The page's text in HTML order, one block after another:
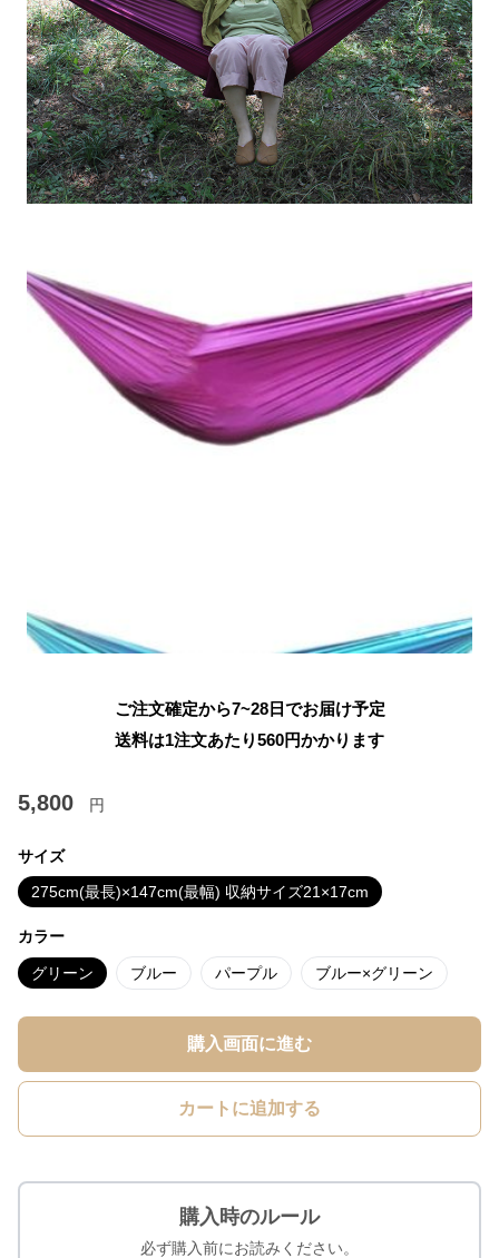
ご注文確定から7~28日でお届け予定
送料は1注文あたり560円かかります
5,800 円
サイズ
275cm(最長)×147cm(最幅) 収納サイズ21×17cm
カラー
グリーン ブルー パープル ブルー×グリーン
購入画面に進む
カートに追加する
購入時のルール
必ず購入前にお読みください。